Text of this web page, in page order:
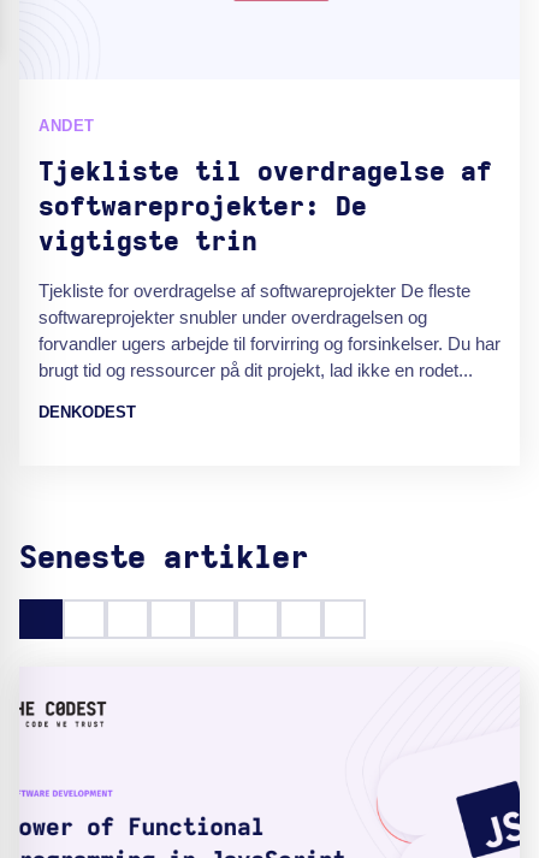
ANDET
Tjekliste til overdragelse af
softwareprojekter: De
vigtigste trin
Tjekliste for overdragelse af softwareprojekter De fleste
softwareprojekter snubler under overdragelsen og
forvandler ugers arbejde til forvirring og forsinkelser. Du har
brugt tid og ressourcer på dit projekt, lad ikke en rodet...
DENKODEST
Seneste artikler